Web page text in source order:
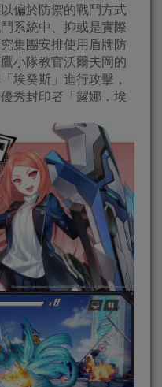
偏於防禦的戰鬥方式
系統中、抑或是實際
集團安排使用盾牌防
小隊教官沃爾夫岡的
埃癸斯」進行攻擊，
秀封印者「露娜．埃